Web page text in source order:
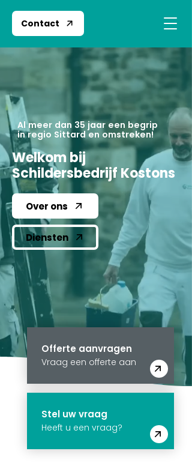
Contact
Al meer dan 35 jaar een begrip
in regio Sittard en omstreken!
Welkom bij
Schildersbedrijf Kostons
Over ons
Diensten
Offerte aanvragen
Vraag een offerte aan
Stel uw vraag
Heeft u een vraag?